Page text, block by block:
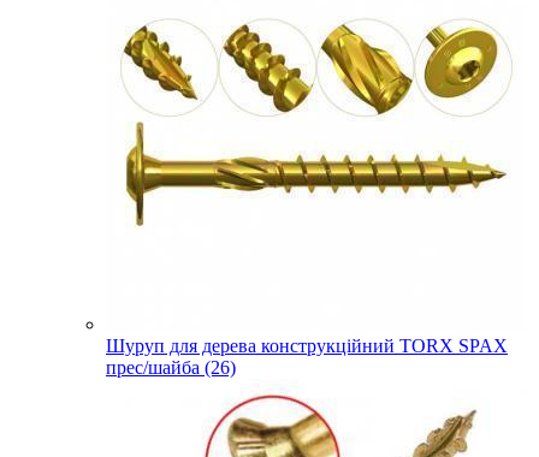
Шуруп для дерева конструкційний TORX SPAX
прес/шайба (26)